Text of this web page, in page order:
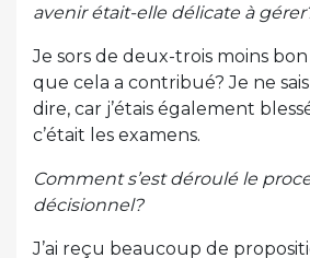
avenir était-elle délicate à
Je sors de deux-trois moins
que cela a contribué? Je ne
dire, car j’étais également
c’était les examens.
Comment s’est déroulé le
décisionnel?
J’ai reçu beaucoup de